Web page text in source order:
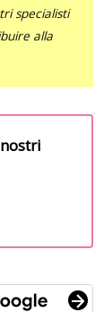
specialisti
alla